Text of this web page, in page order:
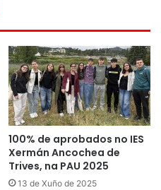
100% de aprobados no IES
Xermán Ancochea de
Trives, na PAU 2025
13 de Xuño de 2025